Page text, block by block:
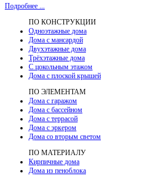
Подробнее ...
ПО КОНСТРУКЦИИ
Одноэтажные дома
Дома с мансардой
Двухэтажные дома
Трёхэтажные дома
С цокольным этажом
Дома с плоской крышей
ПО ЭЛЕМЕНТАМ
Дома с гаражом
Дома с бассейном
Дома с террасой
Дома с эркером
Дома со вторым светом
ПО МАТЕРИАЛУ
Кирпичные дома
Дома из пеноблока